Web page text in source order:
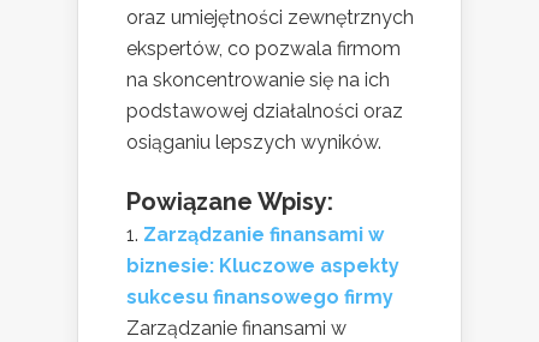
oraz umiejętności zewnętrznych
ekspertów, co pozwala firmom
na skoncentrowanie się na ich
podstawowej działalności oraz
osiąganiu lepszych wyników.
Powiązane Wpisy:
Zarządzanie finansami w
biznesie: Kluczowe aspekty
sukcesu finansowego firmy
Zarządzanie finansami w